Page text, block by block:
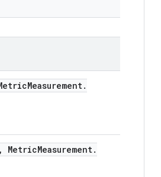
Measurement.
MetricMeasurement.